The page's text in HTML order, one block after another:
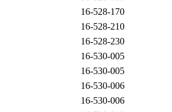
16-528-170
16-528-210
16-528-230
16-530-005
16-530-005
16-530-006
16-530-006